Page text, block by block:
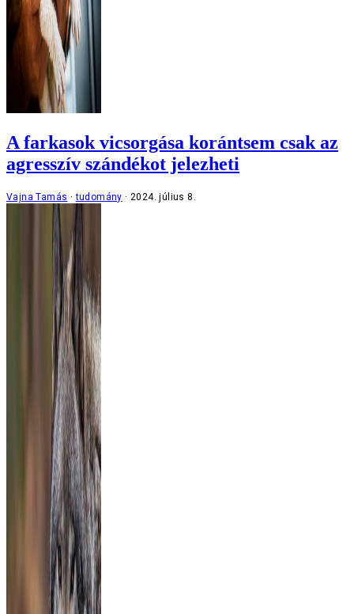
A farkasok vicsorgása korántsem csak az
agresszív szándékot jelezheti
Vajna Tamás tudomány 2024. július 8.